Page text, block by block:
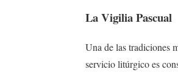
La Vigilia Pascual
Una de las tradiciones
servicio litúrgico es